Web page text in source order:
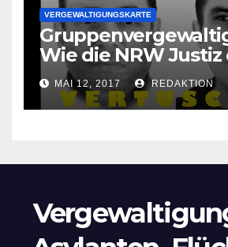
VERGEWALTIGUNGSKARTE
Wie die NRW Justiz
Lokalzeitung
Bilder zu
MAI 12, 2017 REDAKTION